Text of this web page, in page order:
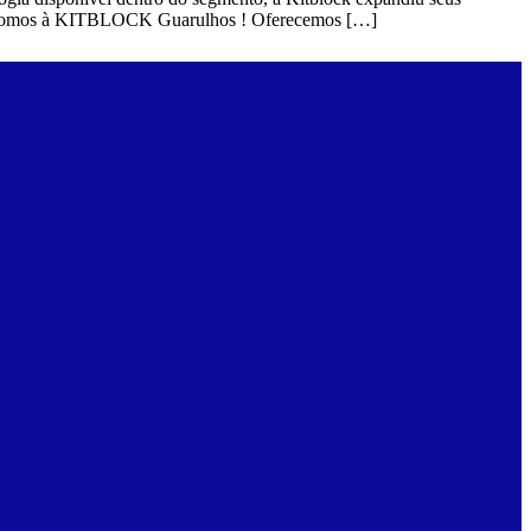
à KITBLOCK Guarulhos ! Oferecemos […]